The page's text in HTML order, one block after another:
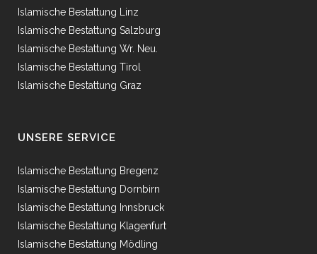
Islamische Bestattung Linz
Islamische Bestattung Salzburg
Islamische Bestattung Wr. Neu.
Islamische Bestattung Tirol
Islamische Bestattung Graz
UNSERE SERVICE
Islamische Bestattung Bregenz
Islamische Bestattung Dornbirn
Islamische Bestattung Innsbruck
Islamische Bestattung Klagenfurt
Islamische Bestattung Mödling